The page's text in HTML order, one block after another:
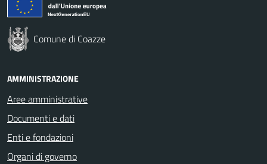
Comune di Coazze
AMMINISTRAZIONE
Aree amministrative
Documenti e dati
Enti e fondazioni
Organi di governo